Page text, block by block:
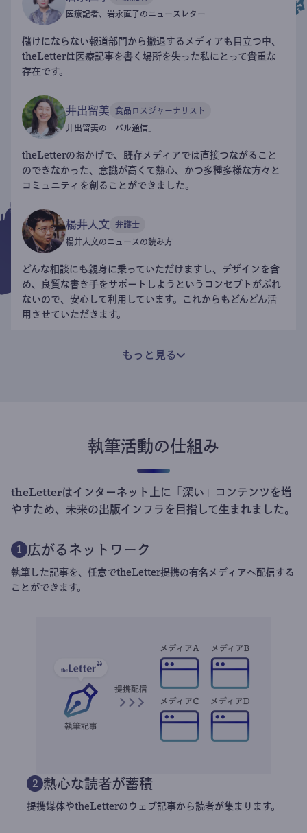
医療記者、岩永直子のニュースレター
儲けにならない報道部門から撤退するメディアも目立つ中、
theLetterは医療記事を書く場所を失った私にとって貴重な
存在です。
井出留美 食品ロスジャーナリスト
井出留美の「パル通信」
theLetterのおかげで、既存メディアでは直接つながること
のできなかった、意識が高くて熱心、かつ多種多様な方々と
コミュニティを創ることができました。
楊井人文 弁護士
楊井人文のニュースの読み方
どんな相談にも親身に乗っていただけますし、デザインを含
め、良質な書き手をサポートしようというコンセプトがぶれ
ないので、安心して利用しています。これからもどんどん活
用させていただきます。
もっと見る
執筆活動の仕組み
theLetterはインターネット上に「深い」コンテンツを増
やすため、未来の出版インフラを目指して生まれました。
1 広がるネットワーク
執筆した記事を、任意でtheLetter提携の有名メディアへ配信する
ことができます。
2 熱心な読者が蓄積
提携媒体やtheLetterのウェブ記事から読者が集まります。